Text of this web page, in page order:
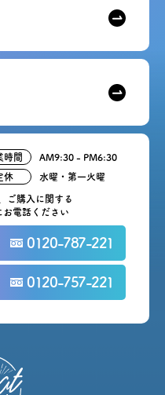
ご購入に関する
お電話ください
0120-787-221
0120-757-221
時間 AM9:30 - PM6:30
休 水曜・第一火曜